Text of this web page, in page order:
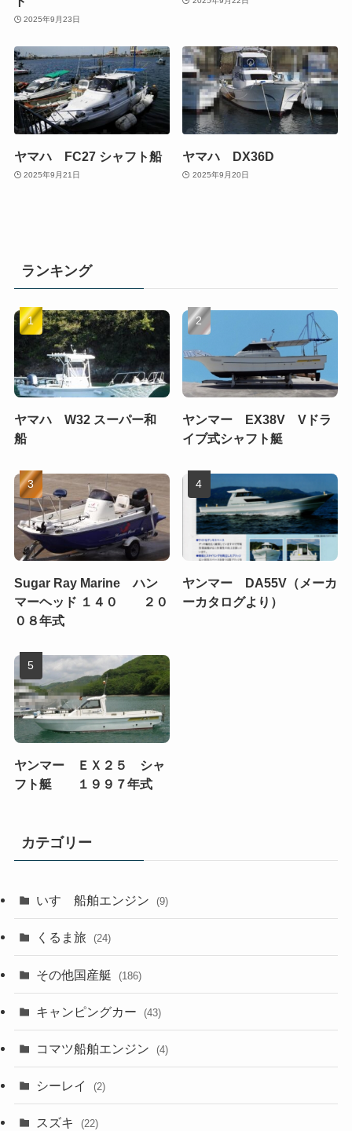
2025年9月23日
ヤマハ FC27 シャフト船
2025年9月21日
ヤマハ DX36D
2025年9月20日
ランキング
ヤマハ W32 スーパー和
船
ヤンマー EX38V Vドラ
イブ式シャフト艇
Sugar Ray Marine ハン
マーヘッド １４０ ２０
０８年式
ヤンマー DA55V（メーカ
ーカタログより）
ヤンマー ＥＸ２５ シャ
フト艇 １９９７年式
カテゴリー
いすゞ船舶エンジン (9)
くるま旅 (24)
その他国産艇 (186)
キャンピングカー (43)
コマツ船舶エンジン (4)
シーレイ (2)
スズキ (22)